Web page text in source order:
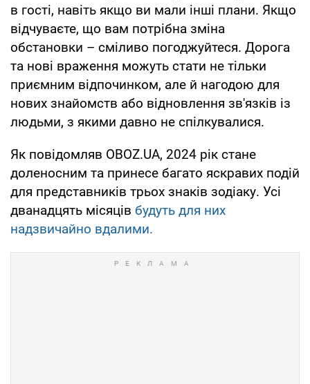
в гості, навіть якщо ви мали інші плани. Якщо
відчуваєте, що вам потрібна зміна
обстановки – сміливо погоджуйтеся. Дорога
та нові враження можуть стати не тільки
приємним відпочинком, але й нагодою для
нових знайомств або відновлення зв'язків із
людьми, з якими давно не спілкувалися.
Як повідомляв OBOZ.UA, 2024 рік стане
доленосним та принесе багато яскравих подій
для представників трьох знаків зодіаку. Усі
дванадцять місяців будуть для них
надзвичайно вдалими.